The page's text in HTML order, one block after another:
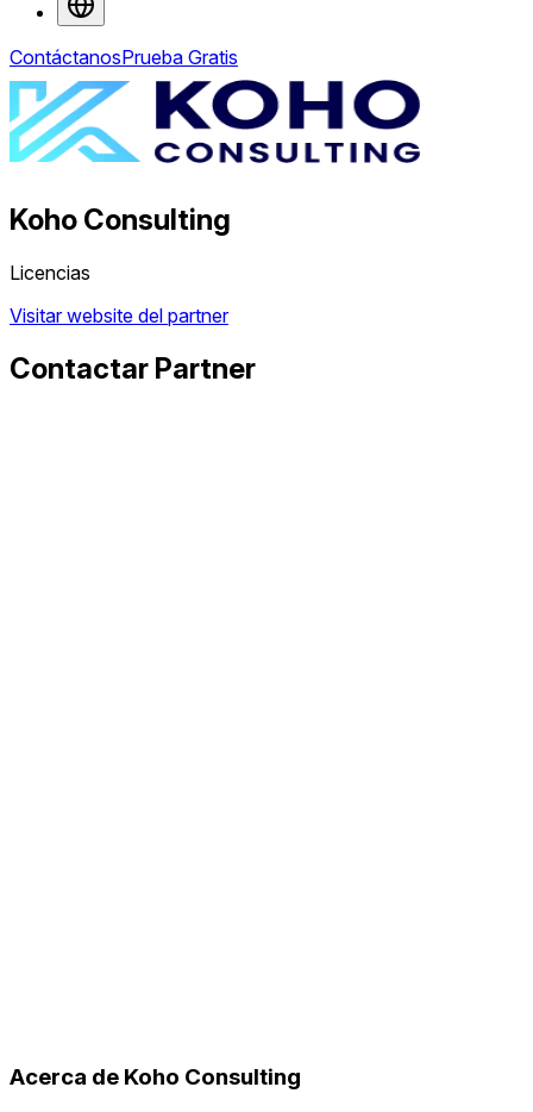
ContáctanosPrueba Gratis
Koho Consulting
Licencias
Visitar website del partner
Contactar Partner
Acerca de Koho Consulting